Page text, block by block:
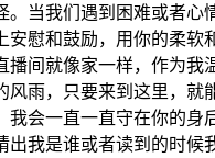
。当我们遇到困难或者心
安慰和鼓励，用你的柔软
播间就像家一样，作为我
风雨，只要来到这里，就
我会一直一直守在你的身
出我是谁或者读到的时候